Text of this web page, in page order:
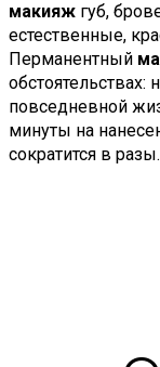
макияж губ,
естественные,
Перманентный
повседневной
минуты на
сократится в разы.